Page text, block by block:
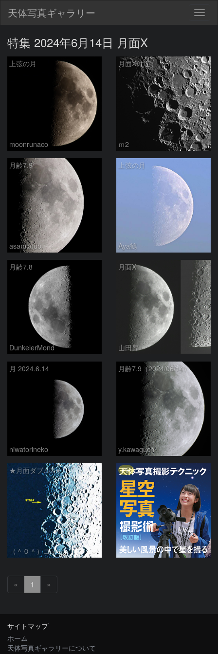
天体写真ギャラリー
特集 2024年6月14日 月面X
上弦の月
moonrunaco
月面X付近
ｍ2
月齢7.9
asamiatuo
上弦の月
Aya鶴
月齢7.8
DunkelerMond
月面X
山田昇
月 2024.6.14
niwatorineko
月齢7.9（2024/06/14）
y.kawaguchi
★月面ダブルⅩ★
（＾０＾）コメト
PR
« 1 »
サイトマップ
ホーム
天体写真ギャラリーについて